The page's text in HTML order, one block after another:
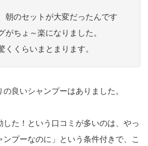
朝のセットが大変だったんです
がちょ～楽になりました。
くくらいまとまります。
良いシャンプーはありました。
した！という口コミが多いのは、やっ
ンプーなのに」という条件付きで、こ